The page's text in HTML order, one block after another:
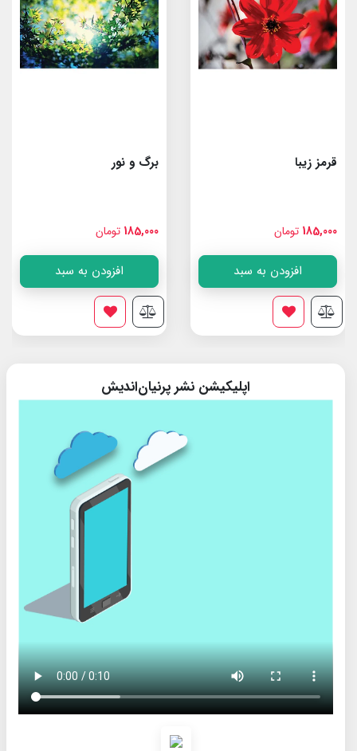
قرمز زیبا
185,000 تومان
افزودن به سبد
برگ و نور
185,000 تومان
افزودن به سبد
اپلیکیشن نشر پرنیان‌اندیش